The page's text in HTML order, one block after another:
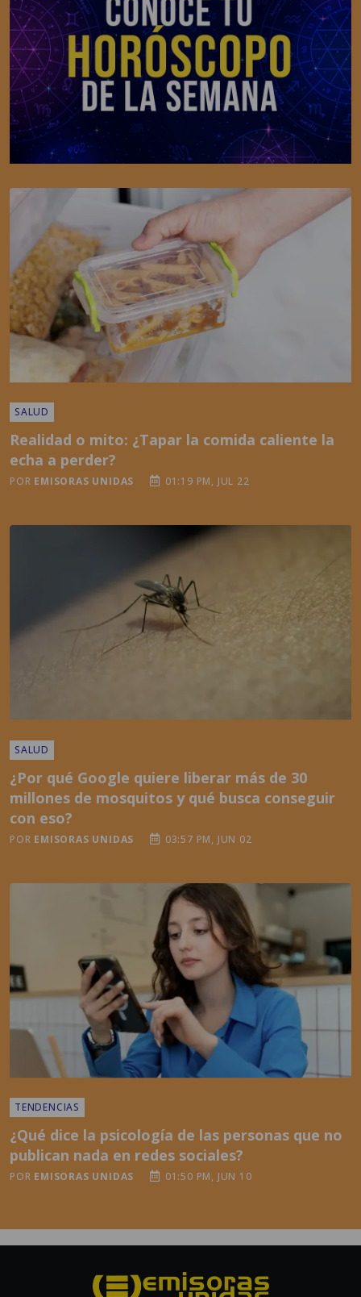
echa a perder?
POR EMISORAS UNIDAS 01:19 PM, JUL 22
millones de mosquitos y qué busca conseguir
con eso?
POREMISORAS UNIDAS 03:57 PM, JUN 02
TENDENCIAS
publican nada en redes sociales?
POR EMISORAS UNIDAS 01:50 PM, JUN 10